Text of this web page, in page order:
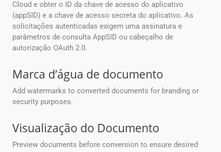
Cloud e obter o ID da chave de acesso do aplicativo
(appSID) e a chave de acesso secreta do aplicativo. As
solicitações autenticadas exigem uma assinatura e
parâmetros de consulta AppSID ou cabeçalho de
autorização OAuth 2.0.
Marca d’água de documento
Add watermarks to converted documents for branding or
security purposes.
Visualização do Documento
Preview documents before conversion to ensure desired